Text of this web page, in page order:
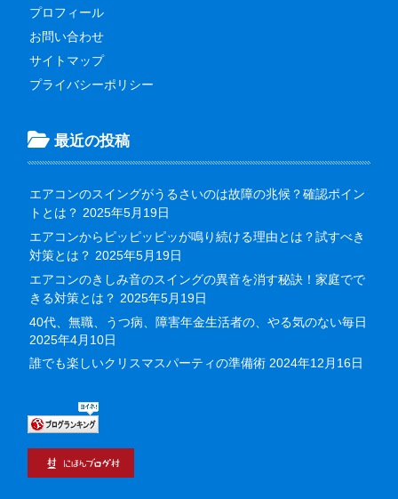
プロフィール
お問い合わせ
サイトマップ
プライバシーポリシー
最近の投稿
エアコンのスイングがうるさいのは故障の兆候？確認ポイン
トとは？ 2025年5月19日
エアコンからピッピッピッが鳴り続ける理由とは？試すべき
対策とは？ 2025年5月19日
エアコンのきしみ音のスイングの異音を消す秘訣！家庭でで
きる対策とは？ 2025年5月19日
40代、無職、うつ病、障害年金生活者の、やる気のない毎日
2025年4月10日
誰でも楽しいクリスマスパーティの準備術 2024年12月16日